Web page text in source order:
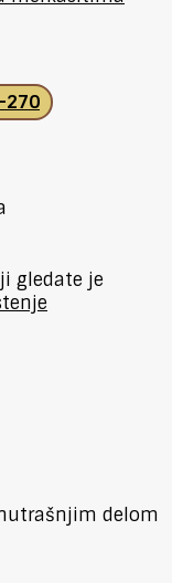
270
gledate je
delom